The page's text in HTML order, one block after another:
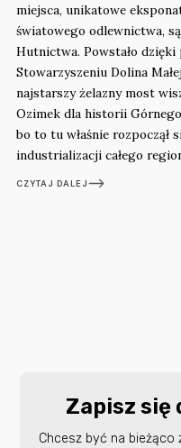
miejsca, unikatowe
światowego odlewnictwa,
Hutnictwa. Powstało
Stowarzyszeniu Dolina
najstarszy żelazny most
Ozimek dla historii
bo to tu właśnie rozpoczął
industrializacji całego
CZYTAJ DALEJ
Zapisz
Chcesz być na bieżąco